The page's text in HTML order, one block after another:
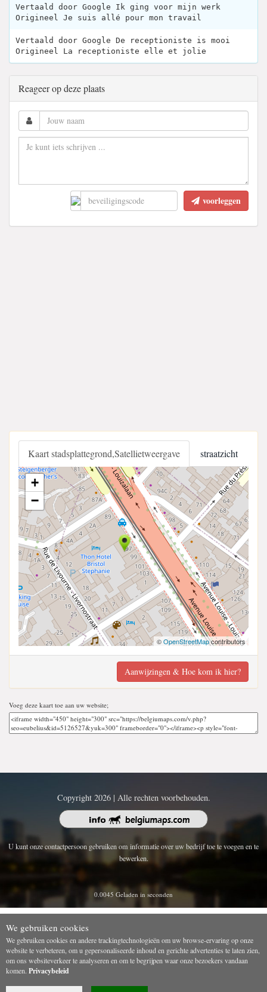
Vertaald door Google Ik ging voor mijn werk
Origineel Je suis allé pour mon travail
Vertaald door Google De receptioniste is mooi
Origineel La receptioniste elle et jolie
Reageer op deze plaats
voorleggen
Kaart stadsplattegrond,Satellietweergave straatzicht
+
−
©OpenStreetMapcontributors
Aanwijzingen & Hoe kom ik hier?
Voeg deze kaart toe aan uw website;
Copyright 2026 | Alle rechten voorbehouden.
U kunt onze contactpersoon gebruiken om informatie over uw bedrijf toe te voegen en te
bewerken.
0.0045 Geladen in seconden
We gebruiken cookies
We gebruiken cookies en andere trackingtechnologieën om uw browse-ervaring op onze
website te verbeteren, om u gepersonaliseerde inhoud en gerichte advertenties te laten zien,
om ons websiteverkeer te analyseren en om te begrijpen waar onze bezoekers vandaan
komen. Privacybeleid